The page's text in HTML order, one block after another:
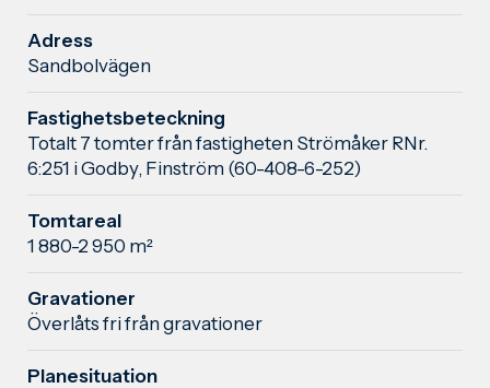
Adress
Sandbolvägen
Fastighetsbeteckning
Totalt 7 tomter från fastigheten Strömåker RNr.
6:251 i Godby, Finström (60-408-6-252)
Tomtareal
1 880-2 950 m²
Gravationer
Överlåts fri från gravationer
Planesituation